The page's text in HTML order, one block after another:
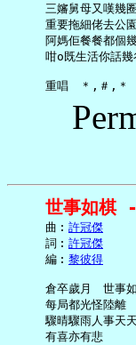
     三嬸舅母又嘆幾圈
     重要拖細佬去公園
阿媽佢餐餐都個
咁o既生活你話
世事如棋
     曲︰
許冠傑
     詞︰
許冠傑
     編︰
黎彼得
倉卒歲月　世事
     每局都光怪陸離
驟晴驟雨人事天
     有喜亦有悲